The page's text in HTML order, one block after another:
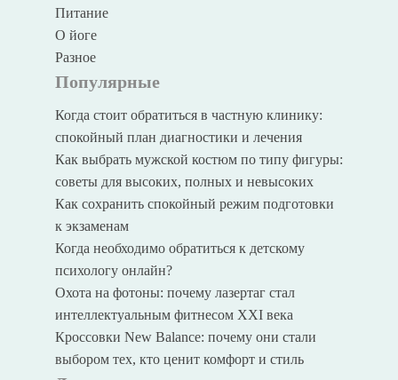
Питание
О йоге
Разное
Популярные
Когда стоит обратиться в частную клинику:
спокойный план диагностики и лечения
Как выбрать мужской костюм по типу фигуры:
советы для высоких, полных и невысоких
Как сохранить спокойный режим подготовки
к экзаменам
Когда необходимо обратиться к детскому
психологу онлайн?
Охота на фотоны: почему лазертаг стал
интеллектуальным фитнесом XXI века
Кроссовки New Balance: почему они стали
выбором тех, кто ценит комфорт и стиль